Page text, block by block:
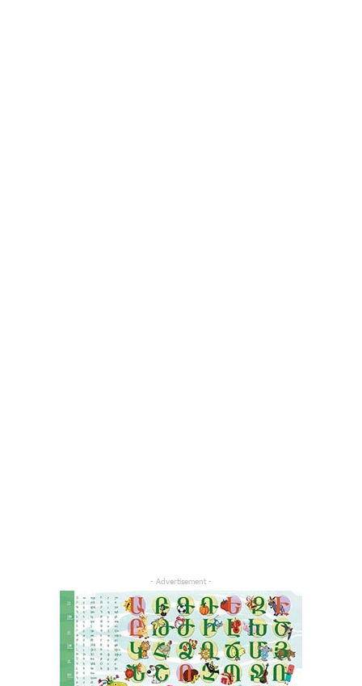
- Advertisement -